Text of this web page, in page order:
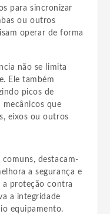
para sincronizar
ou outros
operar de forma
não se limita
Ele também
picos de
que
eixos ou outros
destacam-
a segurança e
a proteção contra
a integridade
equipamento.